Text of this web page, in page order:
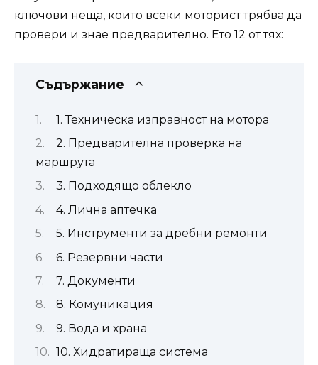
ключови неща, които всеки моторист трябва да
провери и знае предварително. Ето 12 от тях:
Съдържание
1. Техническа изправност на мотора
2. Предварителна проверка на
маршрута
3. Подходящо облекло
4. Лична аптечка
5. Инструменти за дребни ремонти
6. Резервни части
7. Документи
8. Комуникация
9. Вода и храна
10. Хидратираща система